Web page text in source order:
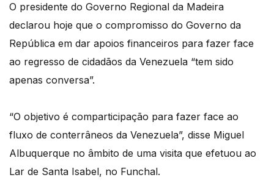
O presidente do Governo Regional da Madeira
declarou hoje que o compromisso do Governo da
República em dar apoios financeiros para fazer face
ao regresso de cidadãos da Venezuela “tem sido
apenas conversa”.
“O objetivo é comparticipação para fazer face ao
fluxo de conterrâneos da Venezuela”, disse Miguel
Albuquerque no âmbito de uma visita que efetuou ao
Lar de Santa Isabel, no Funchal.